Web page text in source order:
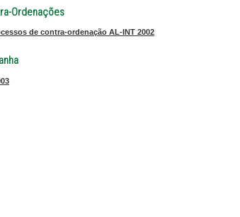
Ordenações
de contra-ordenação AL-INT 2002